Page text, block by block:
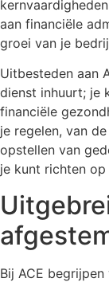
aan financiële
groei van je
Uitbesteden aan
dienst inhuurt; je
financiële
je regelen, van
opstellen van
je kunt richten
Bij ACE